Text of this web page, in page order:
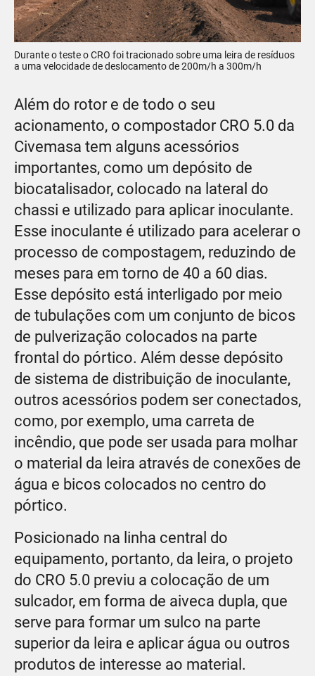
Durante o teste o CRO foi tracionado sobre uma leira de resíduos
a uma velocidade de deslocamento de 200m/h a 300m/h
Além do rotor e de todo o seu
acionamento, o compostador CRO 5.0 da
Civemasa tem alguns acessórios
importantes, como um depósito de
biocatalisador, colocado na lateral do
chassi e utilizado para aplicar inoculante.
Esse inoculante é utilizado para acelerar o
processo de compostagem, reduzindo de
meses para em torno de 40 a 60 dias.
Esse depósito está interligado por meio
de tubulações com um conjunto de bicos
de pulverização colocados na parte
frontal do pórtico. Além desse depósito
de sistema de distribuição de inoculante,
outros acessórios podem ser conectados,
como, por exemplo, uma carreta de
incêndio, que pode ser usada para molhar
o material da leira através de conexões de
água e bicos colocados no centro do
pórtico.
Posicionado na linha central do
equipamento, portanto, da leira, o projeto
do CRO 5.0 previu a colocação de um
sulcador, em forma de aiveca dupla, que
serve para formar um sulco na parte
superior da leira e aplicar água ou outros
produtos de interesse ao material.